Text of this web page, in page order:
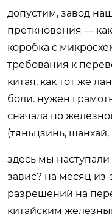
допустим, завод
преткновения —
коробка с
требования к
китая, как тот же
боли. нужен
сначала по
(тяньцзинь,
здесь мы
завис? на месяц
разрешений на
китайским